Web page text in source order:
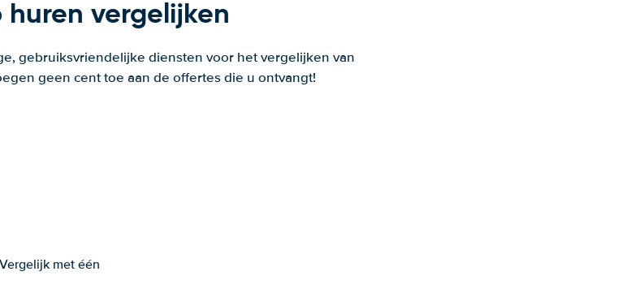
huren vergelijken
gebruiksvriendelijke diensten voor het vergelijken van
geen cent toe aan de offertes die u ontvangt!
met één